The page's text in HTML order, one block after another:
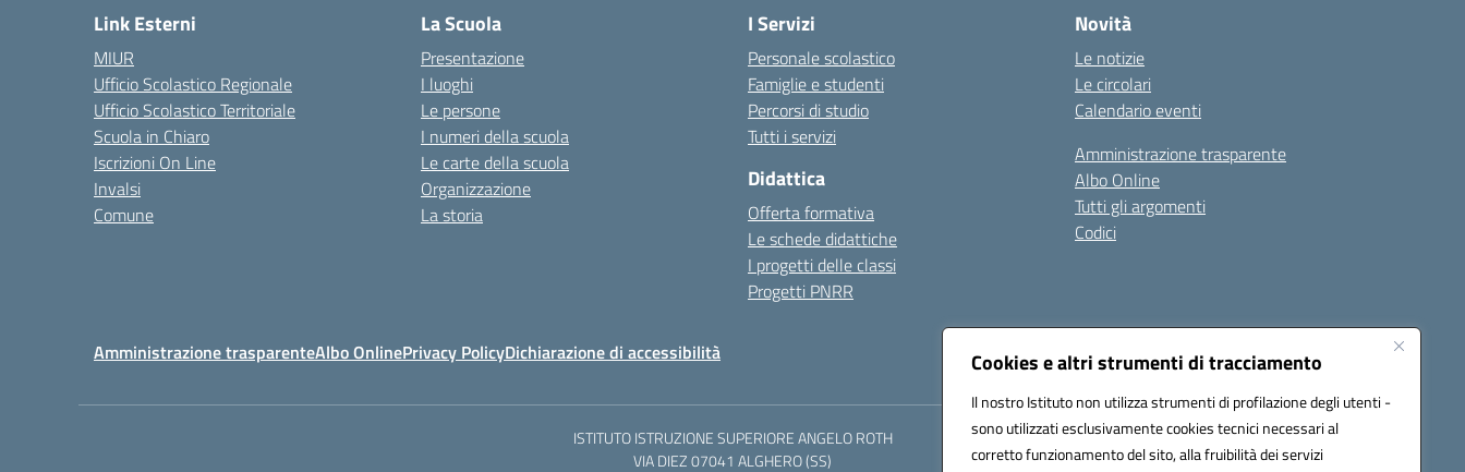
Cookies e altri strumenti di tracciamento
Il nostro Istituto non utilizza strumenti di profilazione degli utenti -
sono utilizzati esclusivamente cookies tecnici necessari al
corretto funzionamento del sito, alla fruibilità dei servizi
Link Esterni
MIUR
Ufficio Scolastico Regionale
Ufficio Scolastico Territoriale
Scuola in Chiaro
Iscrizioni On Line
Invalsi
Comune
La Scuola
Presentazione
I luoghi
Le persone
I numeri della scuola
Le carte della scuola
Organizzazione
La storia
I Servizi
Personale scolastico
Famiglie e studenti
Percorsi di studio
Tutti i servizi
Didattica
Offerta formativa
Le schede didattiche
I progetti delle classi
Progetti PNRR
Novità
Le notizie
Le circolari
Calendario eventi
Amministrazione trasparente
Albo Online
Tutti gli argomenti
Codici
Amministrazione trasparenteAlbo OnlinePrivacy PolicyDichiarazione di accessibilità Seguici su:
ISTITUTO ISTRUZIONE SUPERIORE ANGELO ROTH
VIA DIEZ 07041 ALGHERO (SS)